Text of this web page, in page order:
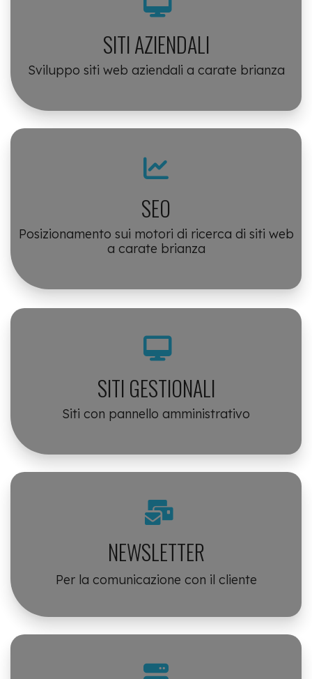
SITI AZIENDALI
Sviluppo siti web aziendali a carate brianza
SEO
Posizionamento sui motori di ricerca di siti web
a carate brianza
SITI GESTIONALI
Siti con pannello amministrativo
NEWSLETTER
Per la comunicazione con il cliente